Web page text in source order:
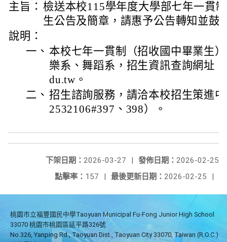
主旨： 檢送本校115學年度大學部七年一貫
生公告及簡章，請惠予公告轉知並鼓
說明：
一、 本校七年一貫制（招收國中畢業生
樂系、舞蹈系，招生資訊查詢網址
du.tw。
二、 招生諮詢服務，請洽本校招生策進
2532106#397、398）。
發佈日期： 2026-02-25
下架日期： 2026-03-27
|
最後更新日期： 2026-02-25 |
點擊率： 157 |
桃園市立福豐國民中學Taoyuan Municipal Fu-Fong Junior High School
33070 桃園市桃園區延平路326號
No.326, Yanping Rd., Taoyuan Dist., Taoyuan City 33070, Taiwan (R.O.C.)